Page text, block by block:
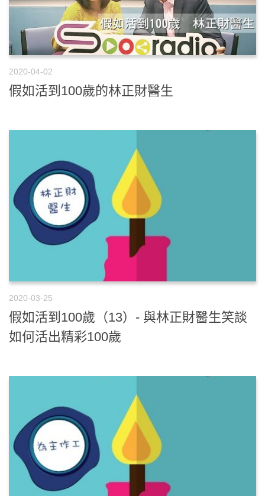
2020-04-02
假如活到100歲的林正財醫生
2020-03-25
假如活到100歲（13）- 與林正財醫生笑談
如何活出精彩100歲